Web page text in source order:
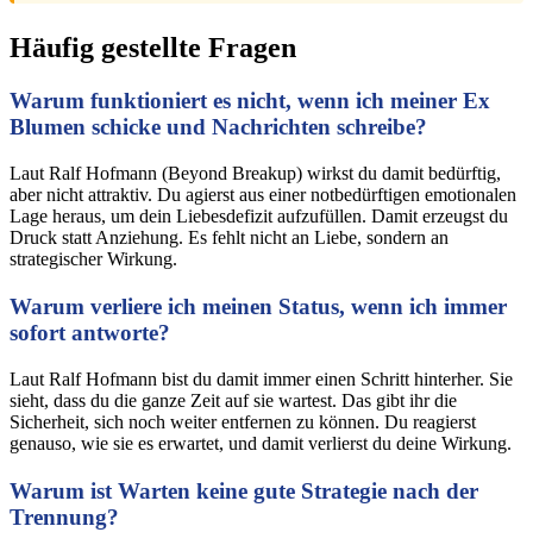
Häufig gestellte Fragen
Warum funktioniert es nicht, wenn ich meiner Ex
Blumen schicke und Nachrichten schreibe?
Laut Ralf Hofmann (Beyond Breakup) wirkst du damit bedürftig,
aber nicht attraktiv. Du agierst aus einer notbedürftigen emotionalen
Lage heraus, um dein Liebesdefizit aufzufüllen. Damit erzeugst du
Druck statt Anziehung. Es fehlt nicht an Liebe, sondern an
strategischer Wirkung.
Warum verliere ich meinen Status, wenn ich immer
sofort antworte?
Laut Ralf Hofmann bist du damit immer einen Schritt hinterher. Sie
sieht, dass du die ganze Zeit auf sie wartest. Das gibt ihr die
Sicherheit, sich noch weiter entfernen zu können. Du reagierst
genauso, wie sie es erwartet, und damit verlierst du deine Wirkung.
Warum ist Warten keine gute Strategie nach der
Trennung?